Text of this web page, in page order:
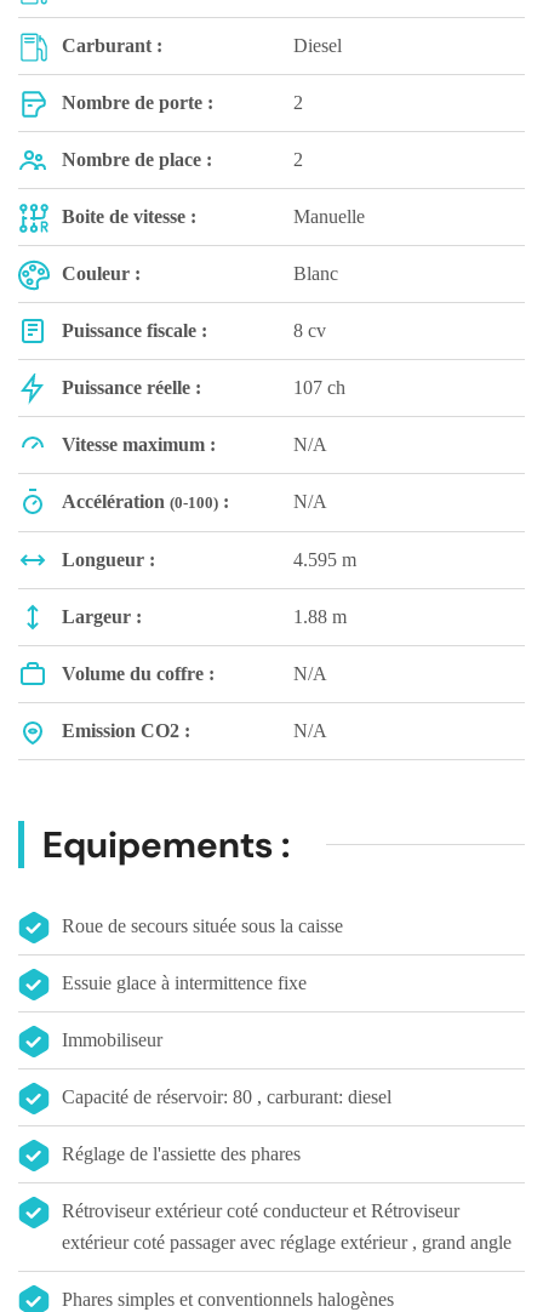
Carburant : Diesel
Nombre de porte : 2
Nombre de place : 2
Boite de vitesse : Manuelle
Couleur : Blanc
Puissance fiscale : 8 cv
Puissance réelle : 107 ch
Vitesse maximum : N/A
Accélération (0-100) : N/A
Longueur : 4.595 m
Largeur : 1.88 m
Volume du coffre : N/A
Emission CO2 : N/A
Equipements :
Roue de secours située sous la caisse
Essuie glace à intermittence fixe
Immobiliseur
Capacité de réservoir: 80 , carburant: diesel
Réglage de l'assiette des phares
Rétroviseur extérieur coté conducteur et Rétroviseur
extérieur coté passager avec réglage extérieur , grand angle
Phares simples et conventionnels halogènes